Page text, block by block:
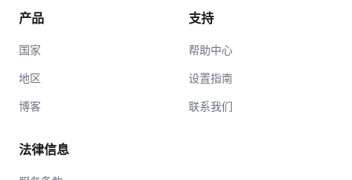
产品
国家
地区
博客
支持
帮助中心
设置指南
联系我们
法律信息